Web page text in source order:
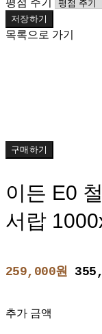
저장하기
목록으로 가기
구매하기
이든 E0
서랍
259,000원
추가 금액